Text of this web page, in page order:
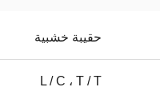
حقيبة خشبية
L / C ، T / T